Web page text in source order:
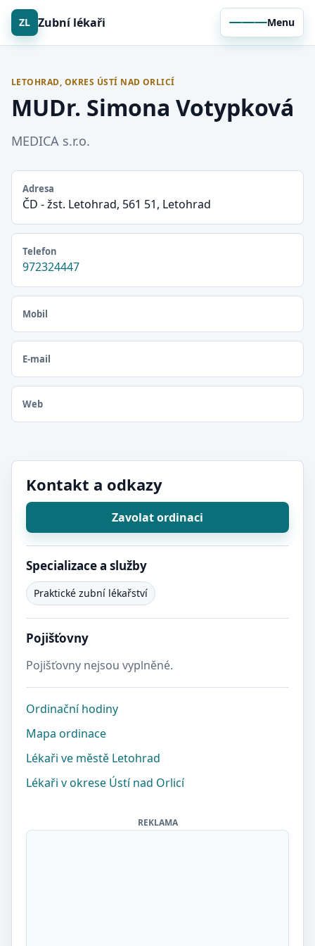
ZL Zubní lékaři Menu
LETOHRAD, OKRES ÚSTÍ NAD ORLICÍ
MUDr. Simona Votypková
MEDICA s.r.o.
Adresa
ČD - žst. Letohrad, 561 51, Letohrad
Telefon
972324447
Mobil
E-mail
Web
Kontakt a odkazy
Zavolat ordinaci
Specializace a služby
Praktické zubní lékařství
Pojišťovny
Pojišťovny nejsou vyplněné.
Ordinační hodiny
Mapa ordinace
Lékaři ve městě Letohrad
Lékaři v okrese Ústí nad Orlicí
REKLAMA